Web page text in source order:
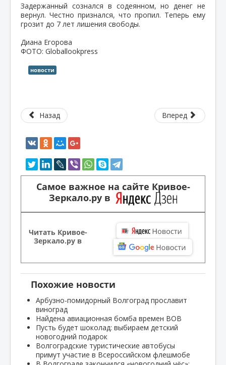
Задержанный сознался в содеянном, но денег не
вернул. Честно признался, что пропил. Теперь ему
грозит до 7 лет лишения свободы.
Диана Егорова
ФОТО: Globallookpress
новости
Назад Вперед
Самое важное на сайте Кривое-
Зеркало.ру в
Читать Кривое-
Зеркало.ру в
Похожие новости
Арбузно-помидорный Волгоград прославит
виноград
Найдена авиационная бомба времен ВОВ
Пусть будет шоколад: выбираем детский
новогодний подарок
Волгоградские туристические автобусы
примут участие в Всероссийском флешмобе